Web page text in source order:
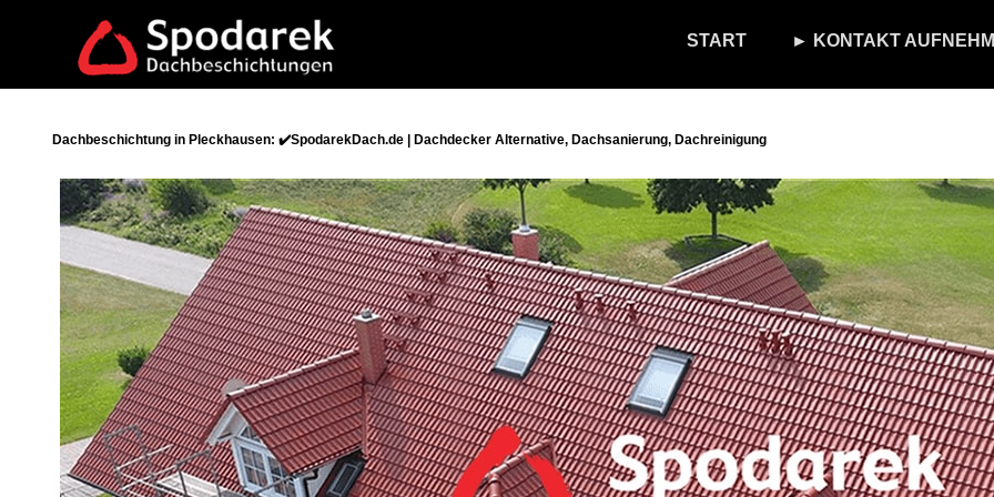
START ► KONTAKT
Dachbeschichtung in Pleckhausen: ✔️SpodarekDach.de | Dachdecker Alternative, Dachsanierung, Dachreinigung